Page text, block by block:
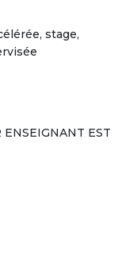
stage,
EST